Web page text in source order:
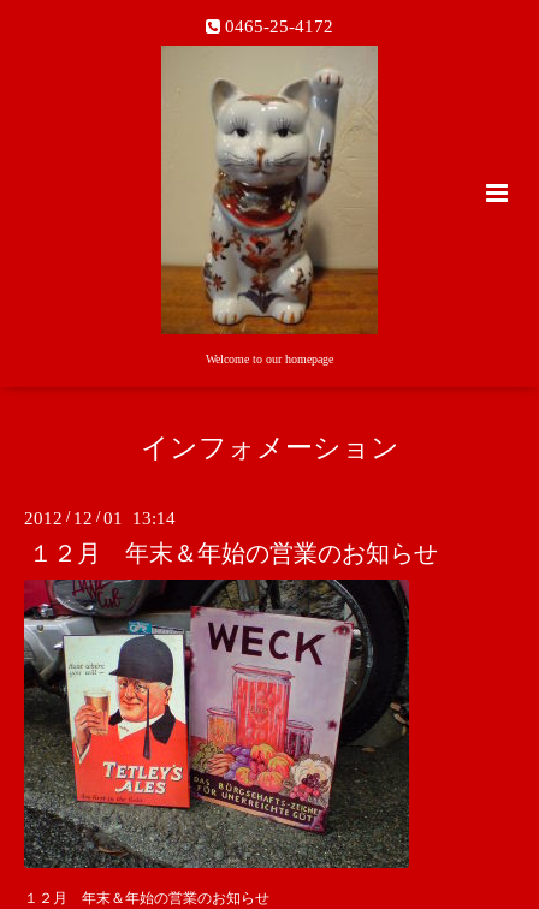
0465-25-4172
Welcome to our homepage
インフォメーション
2012 / 12 /01 13:14
１２月 年末＆年始の営業のお知らせ
１２月 年末＆年始の営業のお知らせ